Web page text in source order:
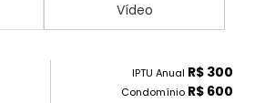
Vídeo
IPTU Anual R$ 300
Condomínio R$ 600